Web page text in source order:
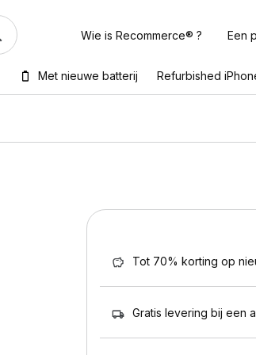
Wie is Recommerce® ? Een
Met nieuwe batterij Refurbished
Tot 70% korting op
Gratis levering bij een